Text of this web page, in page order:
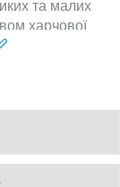
та малих
харчової
на основі
та висока